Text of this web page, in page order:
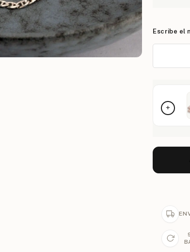
Escribe el